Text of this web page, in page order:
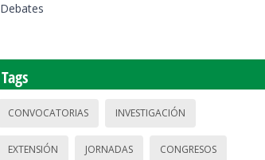
Debates
Tags
CONVOCATORIAS INVESTIGACIÓN
EXTENSIÓN JORNADAS CONGRESOS